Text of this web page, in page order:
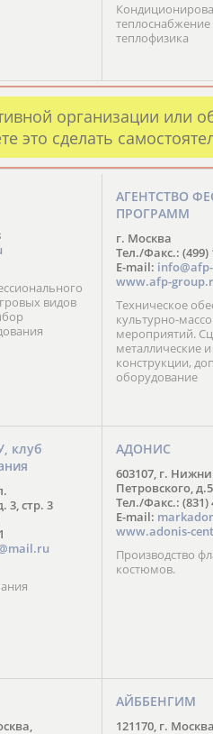
теплоснабжение
теплофизика
организации или
это сделать
видов
АГЕНТСТВО
ПРОГРАММ
г. Москва
Тел./Факс.: (499)
E-mail:
www.afp-
Техническое
культурно-
мероприятий.
металлические
конструкции,
оборудование
клуб
3, стр. 3
АДОНИС
603107, г.
Петровского, д.5
Тел./Факс.: (831)
E-mail:
www.adonis-
Производство
костюмов.
АЙББЕНГИМ
121170, г.